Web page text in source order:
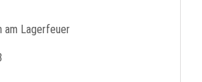
am Lagerfeuer